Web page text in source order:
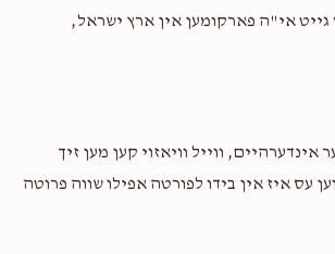
Rifky Tauberעמרם לעבאוויטש
אי"ה פארקומען אין ארץ ישראל,
אינדערהיים, ווייל וויאזוי קען מען זיך
עס איז אין בידו לפורטה אפילו שווה פרוטה